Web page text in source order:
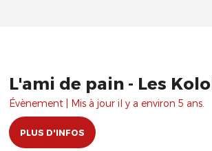
L'ami de pain - Les
Évènement | Mis à jour il y a environ 5 ans.
PLUS D'INFOS